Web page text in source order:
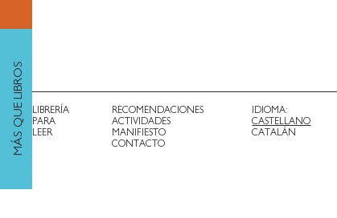
MÁS QUE LIBROS
LIBRERÍA
PARA
LEER
RECOMENDACIONES
ACTIVIDADES
MANIFIESTO
CONTACTO
IDIOMA:
CASTELLANO
CATALÁN